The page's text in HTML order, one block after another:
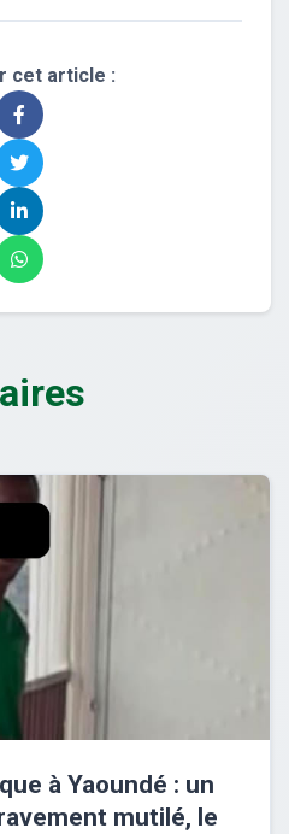
cet article :
à Yaoundé : un
mutilé, le